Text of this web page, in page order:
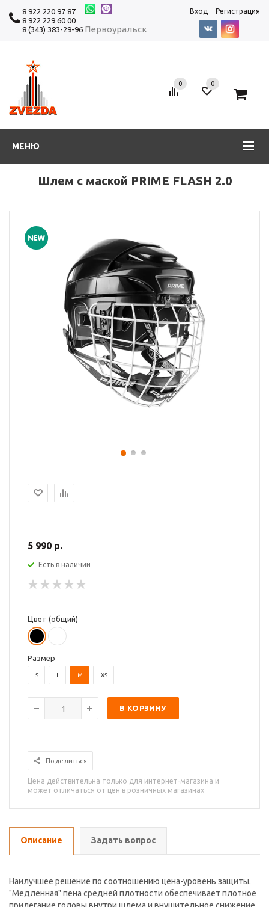
8 922 220 97 87
8 922 229 60 00
8 (343) 383-29-96 Первоуральск
Вход Регистрация
МЕНЮ
0 0
Шлем с маской PRIME FLASH 2.0
5 990 р.
Есть в наличии
Цвет (общий)
Размер
.S .L .M .XS
В КОРЗИНУ
Поделиться
Цена действительна только для интернет-магазина и
может отличаться от цен в розничных магазинах
Описание Задать вопрос
Наилучшее решение по соотношению цена-уровень защиты.
"Медленная" пена средней плотности обеспечивает плотное